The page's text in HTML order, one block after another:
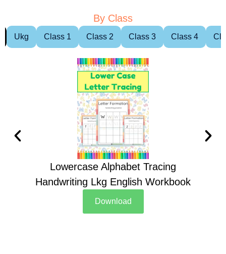
By Class
Ukg Class 1 Class 2 Class 3 Class 4
Lowercase Alphabet Tracing
Handwriting Lkg English Workbook
Download